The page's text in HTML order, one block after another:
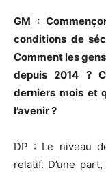
GM :
conditions de
Comment les
depuis 2014 ?
derniers mois et
l’avenir ?
DP : Le niveau
relatif. D’une